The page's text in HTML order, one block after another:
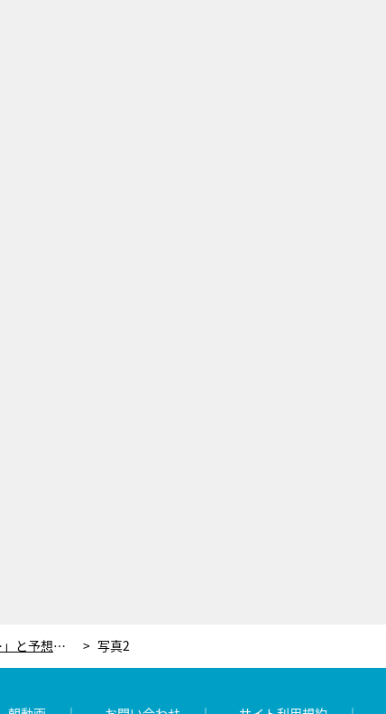
内田有紀は「熱いお風呂に入って…」と予想！冬の睡眠の悩みを“一気に解決”する方法 写真2